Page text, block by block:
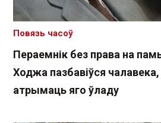
Пераемнік без права на
Ходжа пазбавіўся чалавека,
атрымаць яго ўладу
Повязь часоў